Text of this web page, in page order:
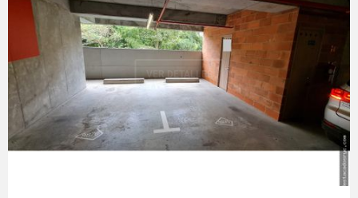
VER DETALLES